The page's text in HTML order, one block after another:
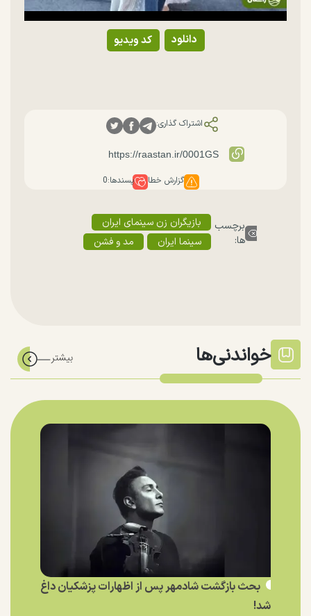
کد ویدیو دانلود
اشتراک گذاری:
گزارش خطا پسندها:0
برچسب
ها:
بازیگران زن سینمای ایران
سینما ایران
مد و فشن
خواندنی‌ها
بحث بازگشت شادمهر پس از اظهارات پزشکیان داغ
شد!